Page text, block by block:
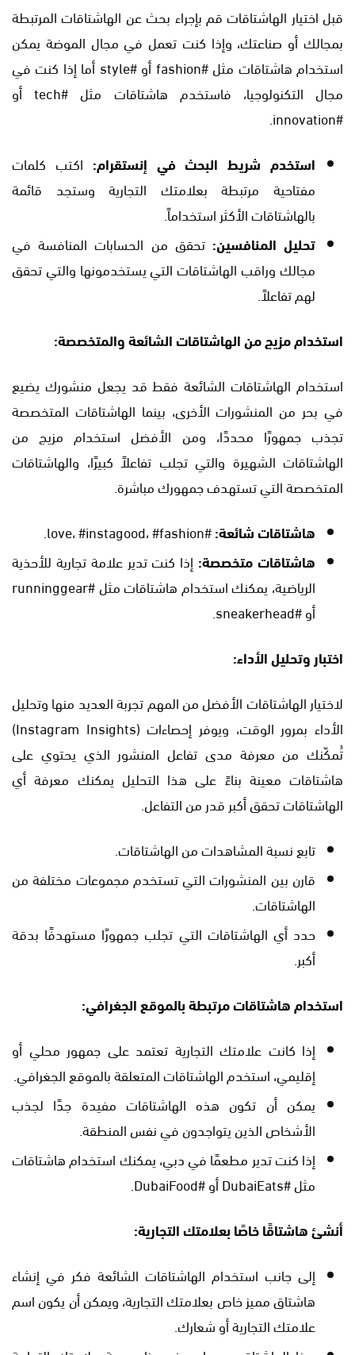
قبل اختيار الهاشتاقات قم بإجراء بحث عن الهاشتاقات المرتبطة
بمجالك أو صناعتك، وإذا كنت تعمل في مجال الموضة يمكن
استخدام هاشتاقات مثل #fashion أو #style أما إذا كنت في
مجال التكنولوجيا، فاستخدم هاشتاقات مثل #tech أو
#innovation.
استخدم شريط البحث في إنستقرام: اكتب كلمات
مفتاحية مرتبطة بعلامتك التجارية وستجد قائمة
بالهاشتاقات الأكثر استخداماً.
تحليل المنافسين: تحقق من الحسابات المنافسة في
مجالك وراقب الهاشتاقات التي يستخدمونها والتي تحقق
لهم تفاعلاً.
استخدام مزيج من الهاشتاقات الشائعة والمتخصصة:
استخدام الهاشتاقات الشائعة فقط قد يجعل منشورك يضيع
في بحر من المنشورات الأخرى، بينما الهاشتاقات المتخصصة
تجذب جمهورًا محددًا، ومن الأفضل استخدام مزيج من
الهاشتاقات الشهيرة والتي تجلب تفاعلاً كبيرًا، والهاشتاقات
المتخصصة التي تستهدف جمهورك مباشرة.
هاشتاقات شائعة:#love، #instagood، #fashion.
هاشتاقات متخصصة: إذا كنت تدير علامة تجارية للأحذية
الرياضية، يمكنك استخدام هاشتاقات مثل #runninggear
أو #sneakerhead.
اختبار وتحليل الأداء:
لاختيار الهاشتاقات الأفضل من المهم تجربة العديد منها وتحليل
الأداء بمرور الوقت، ويوفر إحصاءات (Instagram Insights)
تُمكّنك من معرفة مدى تفاعل المنشور الذي يحتوي على
هاشتاقات معينة بناءً على هذا التحليل يمكنك معرفة أي
الهاشتاقات تحقق أكبر قدر من التفاعل.
تابع نسبة المشاهدات من الهاشتاقات.
قارن بين المنشورات التي تستخدم مجموعات مختلفة من
الهاشتاقات.
حدد أي الهاشتاقات التي تجلب جمهورًا مستهدفًا بدقة
أكبر.
استخدام هاشتاقات مرتبطة بالموقع الجغرافي:
إذا كانت علامتك التجارية تعتمد على جمهور محلي أو
إقليمي، استخدم الهاشتاقات المتعلقة بالموقع الجغرافي.
يمكن أن تكون هذه الهاشتاقات مفيدة جدًا لجذب
الأشخاص الذين يتواجدون في نفس المنطقة.
إذا كنت تدير مطعمًا في دبي، يمكنك استخدام هاشتاقات
مثل #DubaiEats أو #DubaiFood.
أنشئ هاشتاقًا خاصًا بعلامتك التجارية:
إلى جانب استخدام الهاشتاقات الشائعة فكر في إنشاء
هاشتاق مميز خاص بعلامتك التجارية، ويمكن أن يكون اسم
علامتك التجارية أو شعارك.